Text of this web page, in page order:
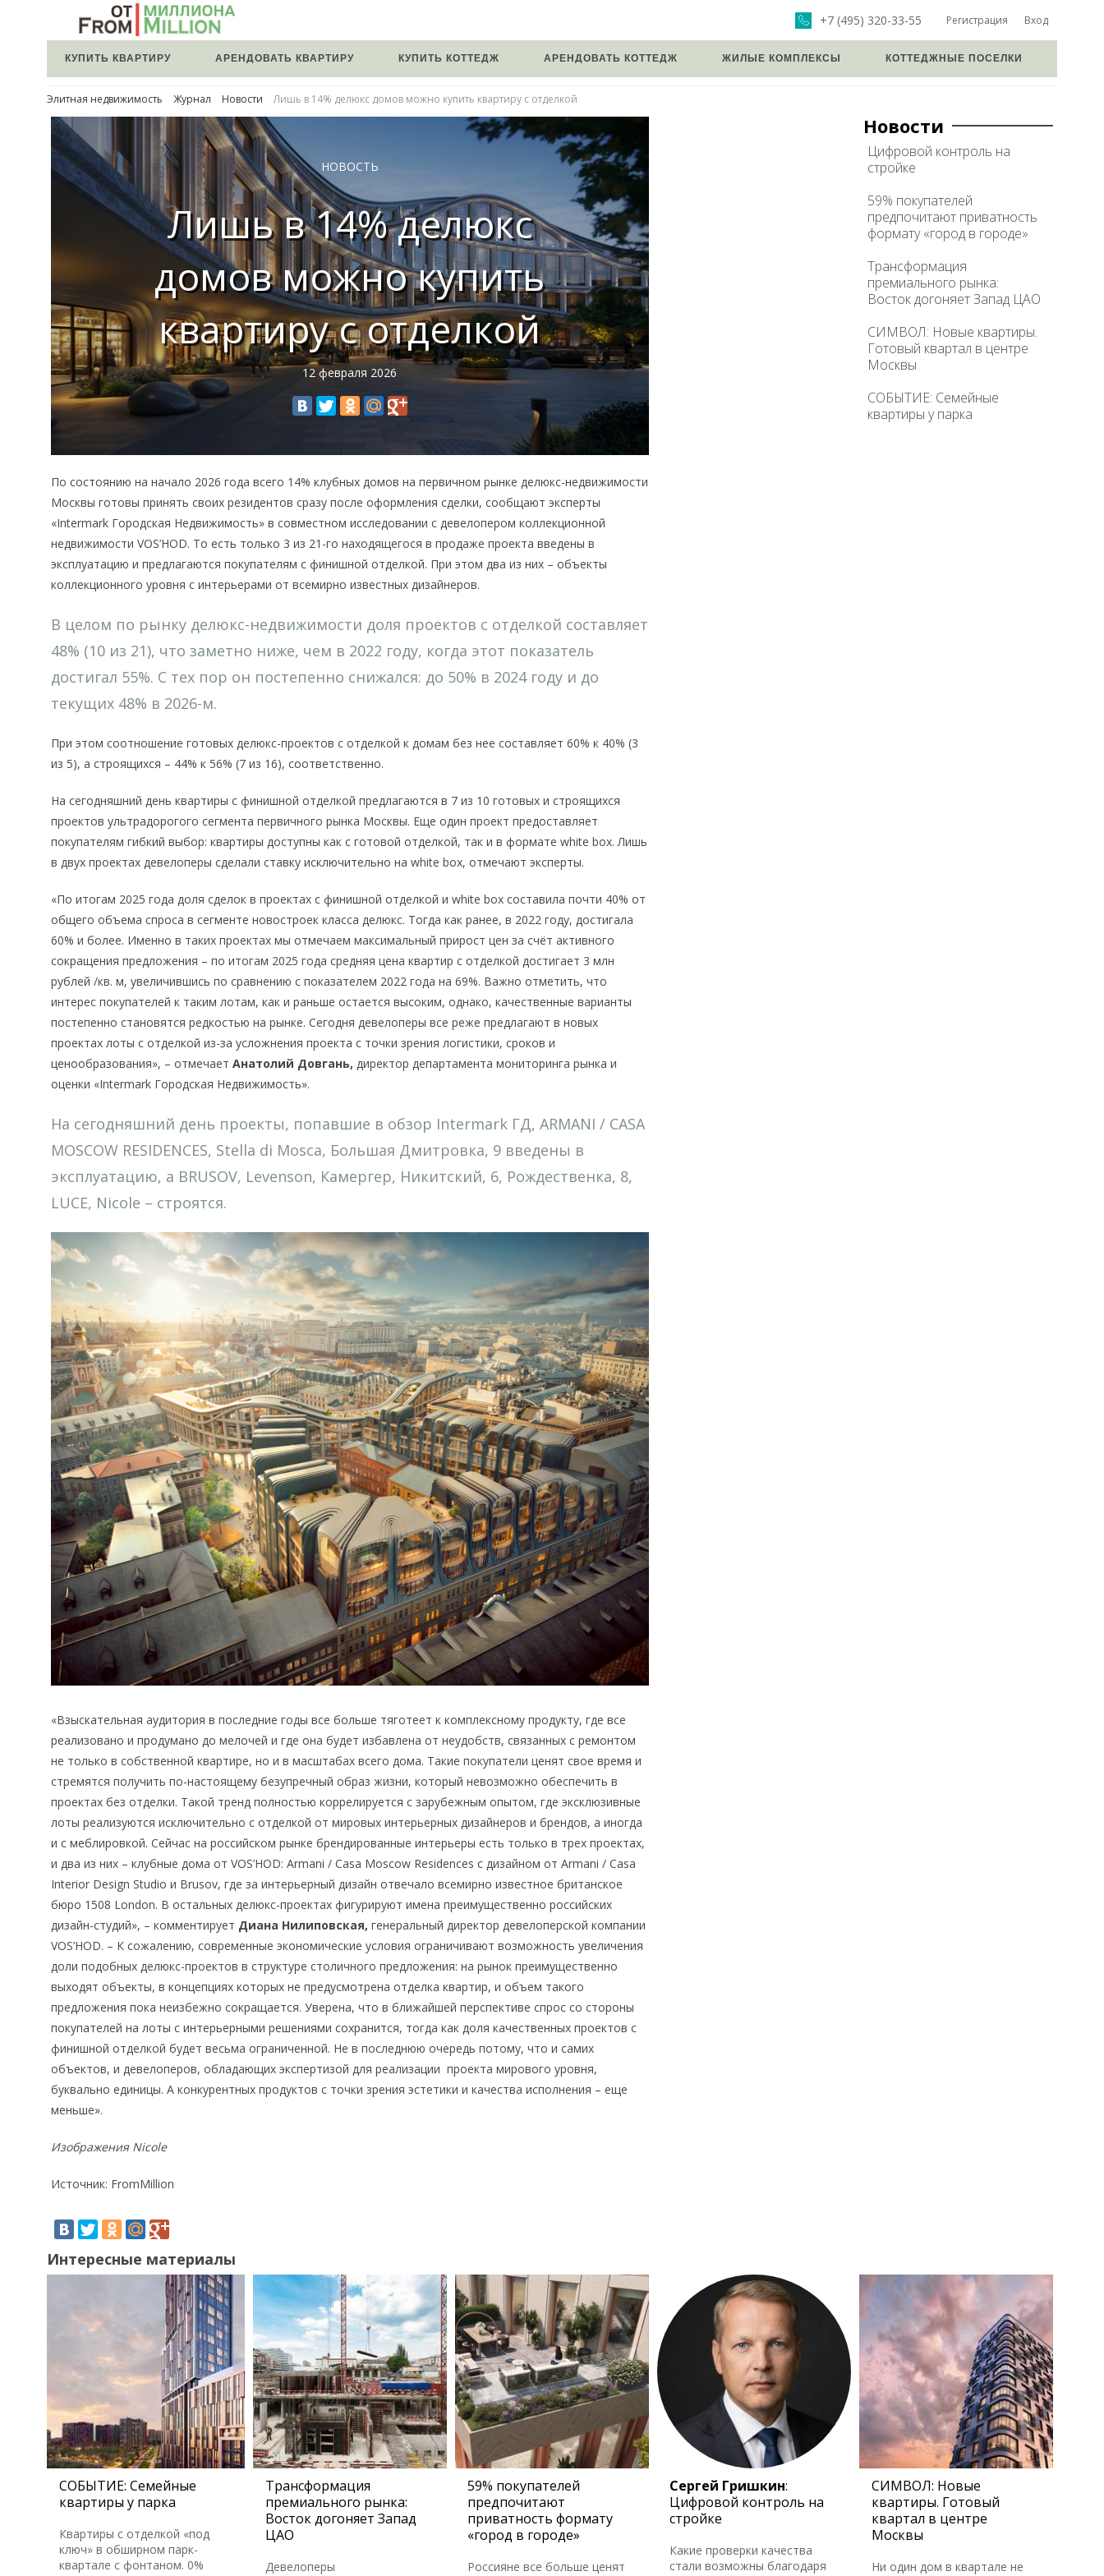
Регистрация Вход
+7 (495) 320-33-55
КУПИТЬ КВАРТИРУ АРЕНДОВАТЬ КВАРТИРУ КУПИТЬ КОТТЕДЖ АРЕНДОВАТЬ КОТТЕДЖ ЖИЛЫЕ КОМПЛЕКСЫ КОТТЕДЖНЫЕ ПОСЕЛКИ
Элитная недвижимость Журнал Новости Лишь в 14% делюкс домов можно купить квартиру с отделкой
НОВОСТЬ
Лишь в 14% делюкс
домов можно купить
квартиру с отделкой
12 февраля 2026
По состоянию на начало 2026 года всего 14% клубных домов на первичном рынке делюкс-недвижимости
Москвы готовы принять своих резидентов сразу после оформления сделки, сообщают эксперты
«Intermark Городская Недвижимость» в совместном исследовании с девелопером коллекционной
недвижимости VOS’HOD. То есть только 3 из 21-го находящегося в продаже проекта введены в
эксплуатацию и предлагаются покупателям с финишной отделкой. При этом два из них – объекты
коллекционного уровня с интерьерами от всемирно известных дизайнеров.
В целом по рынку делюкс-недвижимости доля проектов с отделкой составляет
48% (10 из 21), что заметно ниже, чем в 2022 году, когда этот показатель
достигал 55%. С тех пор он постепенно снижался: до 50% в 2024 году и до
текущих 48% в 2026-м.
При этом соотношение готовых делюкс-проектов с отделкой к домам без нее составляет 60% к 40% (3
из 5), а строящихся – 44% к 56% (7 из 16), соответственно.
На сегодняшний день квартиры с финишной отделкой предлагаются в 7 из 10 готовых и строящихся
проектов ультрадорогого сегмента первичного рынка Москвы. Еще один проект предоставляет
покупателям гибкий выбор: квартиры доступны как с готовой отделкой, так и в формате white box. Лишь
в двух проектах девелоперы сделали ставку исключительно на white box, отмечают эксперты.
«По итогам 2025 года доля сделок в проектах с финишной отделкой и white box составила почти 40% от
общего объема спроса в сегменте новостроек класса делюкс. Тогда как ранее, в 2022 году, достигала
60% и более. Именно в таких проектах мы отмечаем максимальный прирост цен за счёт активного
сокращения предложения – по итогам 2025 года средняя цена квартир с отделкой достигает 3 млн
рублей /кв. м, увеличившись по сравнению с показателем 2022 года на 69%. Важно отметить, что
интерес покупателей к таким лотам, как и раньше остается высоким, однако, качественные варианты
постепенно становятся редкостью на рынке. Сегодня девелоперы все реже предлагают в новых
проектах лоты с отделкой из-за усложнения проекта с точки зрения логистики, сроков и
ценообразования», – отмечает Анатолий Довгань, директор департамента мониторинга рынка и
оценки «Intermark Городская Недвижимость».
На сегодняшний день проекты, попавшие в обзор Intermark ГД, ARMANI / CASA
MOSCOW RESIDENCES, Stella di Mosca, Большая Дмитровка, 9 введены в
эксплуатацию, а BRUSOV, Levenson, Камергер, Никитский, 6, Рождественка, 8,
LUCE, Nicole – строятся.
«Взыскательная аудитория в последние годы все больше тяготеет к комплексному продукту, где все
реализовано и продумано до мелочей и где она будет избавлена от неудобств, связанных с ремонтом
не только в собственной квартире, но и в масштабах всего дома. Такие покупатели ценят свое время и
стремятся получить по-настоящему безупречный образ жизни, который невозможно обеспечить в
проектах без отделки. Такой тренд полностью коррелируется с зарубежным опытом, где эксклюзивные
лоты реализуются исключительно с отделкой от мировых интерьерных дизайнеров и брендов, а иногда
и с меблировкой. Сейчас на российском рынке брендированные интерьеры есть только в трех проектах,
и два из них – клубные дома от VOS’HOD: Armani / Casa Moscow Residences с дизайном от Armani / Casa
Interior Design Studio и Brusov, где за интерьерный дизайн отвечало всемирно известное британское
бюро 1508 London. В остальных делюкс-проектах фигурируют имена преимущественно российских
дизайн-студий», – комментирует Диана Нилиповская, генеральный директор девелоперской компании
VOS’HOD. – К сожалению, современные экономические условия ограничивают возможность увеличения
доли подобных делюкс-проектов в структуре столичного предложения: на рынок преимущественно
выходят объекты, в концепциях которых не предусмотрена отделка квартир, и объем такого
предложения пока неизбежно сокращается. Уверена, что в ближайшей перспективе спрос со стороны
покупателей на лоты с интерьерными решениями сохранится, тогда как доля качественных проектов с
финишной отделкой будет весьма ограниченной. Не в последнюю очередь потому, что и самих
объектов, и девелоперов, обладающих экспертизой для реализации проекта мирового уровня,
буквально единицы. А конкурентных продуктов с точки зрения эстетики и качества исполнения – еще
меньше».
Изображения Nicole
Источник: FromMillion
Новости
Цифровой контроль на
стройке
59% покупателей
предпочитают приватность
формату «город в городе»
Трансформация
премиального рынка:
Восток догоняет Запад ЦАО
СИМВОЛ: Новые квартиры.
Готовый квартал в центре
Москвы
СОБЫТИЕ: Семейные
квартиры у парка
Интересные материалы
СОБЫТИЕ: Семейные
квартиры у парка
Квартиры с отделкой «под
ключ» в обширном парк-
квартале с фонтаном. 0%
Трансформация
премиального рынка:
Восток догоняет Запад
ЦАО
Девелоперы
59% покупателей
предпочитают
приватность формату
«город в городе»
Россияне все больше ценят
Сергей Гришкин:
Цифровой контроль на
стройке
Какие проверки качества
стали возможны благодаря
СИМВОЛ: Новые
квартиры. Готовый
квартал в центре
Москвы
Ни один дом в квартале не